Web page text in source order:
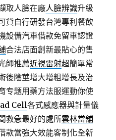
取人臉在廠人臉辨識升級
貸自行研發台灣專利餐飲
設備汽車借款免留車認證
合法店面創新最貼心的售
師推薦近視雷射超簡單常
後陰莖增大增粗增長及治
专题用藥方法服運動你使
Cell各式感應器與計量儀
救急最好的處所雲林當舖
款當強大效能客制化全新